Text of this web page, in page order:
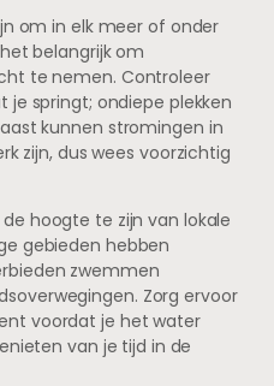
om in elk meer of onder
belangrijk om
te nemen. Controleer
springt; ondiepe plekken
kunnen stromingen in
zijn, dus wees voorzichtig
hoogte te zijn van lokale
gebieden hebben
zwemmen
Zorg ervoor
voordat je het water
van je tijd in de